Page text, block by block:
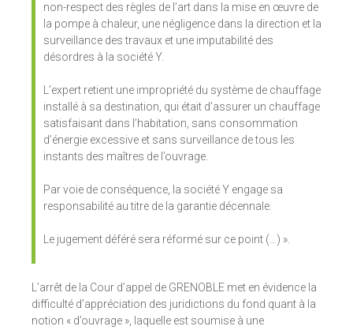
non-respect des règles de l’art dans la mise en œuvre de
la pompe à chaleur, une négligence dans la direction et la
surveillance des travaux et une imputabilité des
désordres à la société Y.
L’expert retient une impropriété du système de chauffage
installé à sa destination, qui était d’assurer un chauffage
satisfaisant dans l’habitation, sans consommation
d’énergie excessive et sans surveillance de tous les
instants des maîtres de l’ouvrage.
Par voie de conséquence, la société Y engage sa
responsabilité au titre de la garantie décennale.
Le jugement déféré sera réformé sur ce point (…) ».
L’arrêt de la Cour d’appel de GRENOBLE met en évidence la
difficulté d’appréciation des juridictions du fond quant à la
notion « d’ouvrage », laquelle est soumise à une